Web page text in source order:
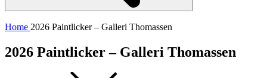
Home 2026 Paintlicker – Galleri Thomassen
2026 Paintlicker – Galleri Thomassen